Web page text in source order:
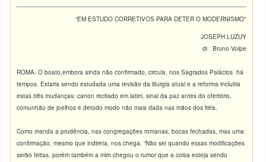
“EM ESTUDO CORRETIVOS PARA DETER O MODERNISMO"
JOSEPH LUZUY
di Bruno Volpe
ROMA- O boato,embora ainda não confirmado, circula, nos Sagrados Palácios há
tempos. Estaria sendo estudada uma revisão da liturgia atual e a reforma incluiria
estas três mudanças: canon recitado em latim, sinal da paz antes do ofertório,
comunhão de joelhos e detodo modo não mais dada nas mãos dos fiéis.
Como manda a prudência, nas congregações romanas, bocas fechadas, mas uma
confirmação, mesmo que indireta, nos chega. “Não sei quando essas modificações
serão feitas, porém também a mim chegou o rumor que a coisa esteja sendo